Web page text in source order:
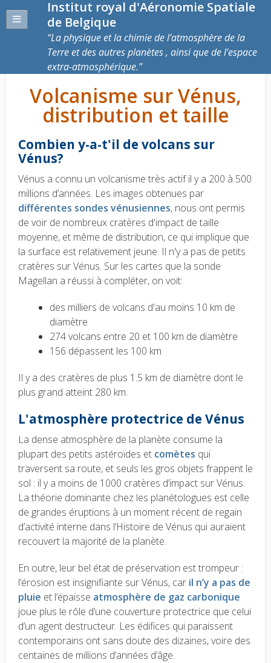
Institut royal d'Aéronomie Spatiale
de Belgique
La physique et la chimie de l’atmosphère de la
Terre et des autres planètes , ainsi que de l’espace
extra-atmosphérique.
Volcanisme sur Vénus,
distribution et taille
Combien y-a-t'il de volcans sur
Vénus?
Vénus a connu un volcanisme très actif il y a 200 à 500
millions d’années. Les images obtenues par
différentes sondes vénusiennes, nous ont permis
de voir de nombreux cratères d'impact de taille
moyenne, et même de distribution, ce qui implique que
la surface est relativement jeune. Il n'y a pas de petits
cratères sur Vénus. Sur les cartes que la sonde
Magellan a réussi à compléter, on voit:
des milliers de volcans d'au moins 10 km de
diamètre
274 volcans entre 20 et 100 km de diamètre
156 dépassent les 100 km
Il y a des cratères de plus 1.5 km de diamètre dont le
plus grand atteint 280 km.
L'atmosphère protectrice de Vénus
La dense atmosphère de la planète consume la
plupart des petits astéroïdes et comètes qui
traversent sa route, et seuls les gros objets frappent le
sol : il y a moins de 1000 cratères d’impact sur Vénus.
La théorie dominante chez les planétologues est celle
de grandes éruptions à un moment récent de regain
d’activité interne dans l’Histoire de Vénus qui auraient
recouvert la majorité de la planète.
En outre, leur bel état de préservation est trompeur :
l’érosion est insignifiante sur Vénus, car il n’y a pas de
pluie et l’épaisse atmosphère de gaz carbonique
joue plus le rôle d’une couverture protectrice que celui
d’un agent destructeur. Les édifices qui paraissent
contemporains ont sans doute des dizaines, voire des
centaines de millions d’années d’âge.